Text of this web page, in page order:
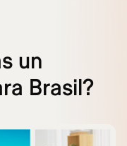
un
Brasil?